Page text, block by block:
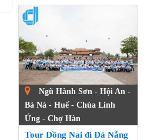
Ngũ Hành Sơn - Hội An -
Bà Nà - Huế - Chùa Linh
Ứng - Chợ Hàn
Tour Đồng Nai đi Đà Nẵng